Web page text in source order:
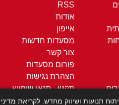
RSS
אודות
אייפון
מסעדות חדשות
צור קשר
פורום מסעדות
הצהרת נגישות
תקנון - תנאי שימוש
מדיניות הפרטיות
תנועות ושיווק מחדש. לקריאת